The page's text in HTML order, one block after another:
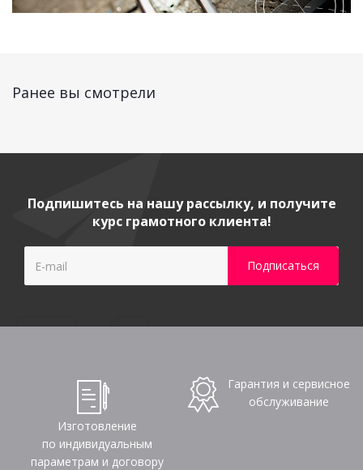
Ранее вы смотрели
Подпишитесь на нашу рассылку, и получите
курс грамотного клиента!
Изготовление
по индивидуальным
параметрам и договору
Гарантия и сервисное
обслуживание